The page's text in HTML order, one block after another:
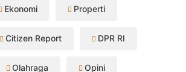
Ekonomi Properti
Citizen Report DPR RI
Olahraga Opini